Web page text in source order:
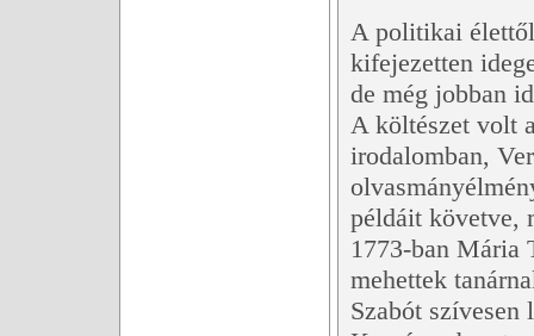
A politikai
kifejezetten
de még jobban
A költészet volt
irodalomban,
példáit követve,
1773-ban Mária
mehettek
Szabót